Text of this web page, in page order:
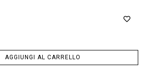
AGGIUNGI AL CARRELLO